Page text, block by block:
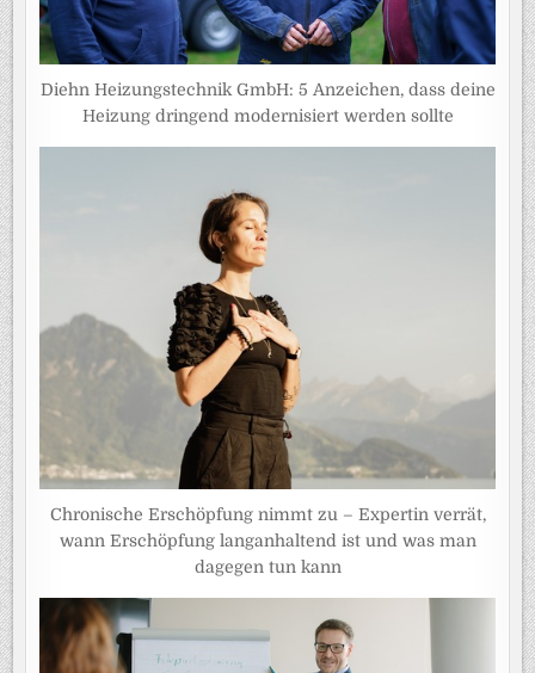
Diehn Heizungstechnik GmbH: 5 Anzeichen, dass deine
Heizung dringend modernisiert werden sollte
Chronische Erschöpfung nimmt zu – Expertin verrät,
wann Erschöpfung langanhaltend ist und was man
dagegen tun kann